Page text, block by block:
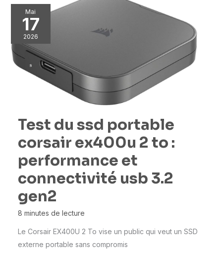
Mai
17
2026
Test du ssd portable
corsair ex400u 2 to :
performance et
connectivité usb 3.2
gen2
8 minutes de lecture
Le Corsair EX400U 2 To vise un public qui veut un SSD
externe portable sans compromis